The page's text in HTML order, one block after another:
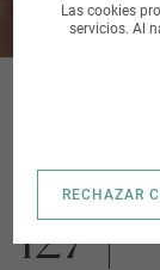
127 |
Las cookies
servicios. Al
RECHAZAR